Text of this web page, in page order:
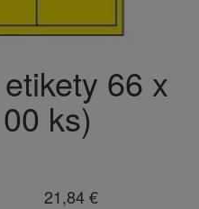
66 x
ks)
21,84 €